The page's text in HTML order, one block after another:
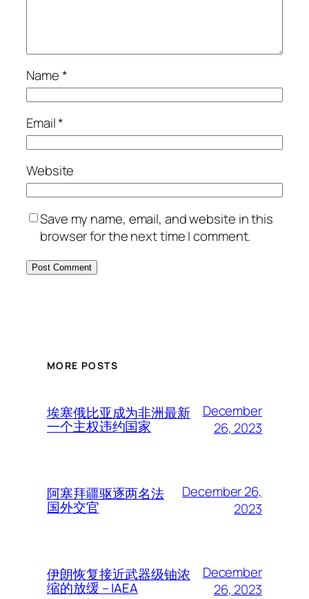
Name*
Email*
Website
Save my name, email, and website in this
browser for the next time I comment.
MORE POSTS
埃塞俄比亚成为非洲最新
一个主权违约国家
December
26, 2023
阿塞拜疆驱逐两名法
国外交官
December 26,
2023
伊朗恢复接近武器级铀浓
缩的放缓 – IAEA
December
26, 2023